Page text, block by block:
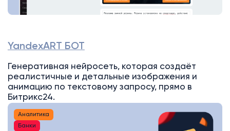
YandexART БОТ
Генеративная нейросеть, которая создаёт
реалистичные и детальные изображения и
анимацию по текстовому запросу, прямо в
Битрикс24.
Аналитика
Банки